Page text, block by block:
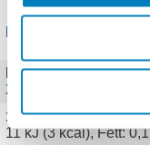
Portion (60 ml)
22 kJ (5 kcal), Fett: 0,1
1/2 Portion (30 ml)
11 kJ (3 kcal), Fett: